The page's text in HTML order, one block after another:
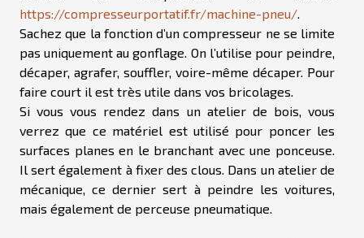
https://compresseurportatif.fr/machine-pneu/
Sachez que la fonction d’un compresseur ne se limite
pas uniquement au gonflage. On l’utilise pour peindre,
décaper, agrafer, souffler, voire-même décaper. Pour
faire court il est très utile dans vos bricolages.
Si vous vous rendez dans un atelier de bois, vous
verrez que ce matériel est utilisé pour poncer les
surfaces planes en le branchant avec une ponceuse.
Il sert également à fixer des clous. Dans un atelier de
mécanique, ce dernier sert à peindre les voitures,
mais également de perceuse pneumatique.